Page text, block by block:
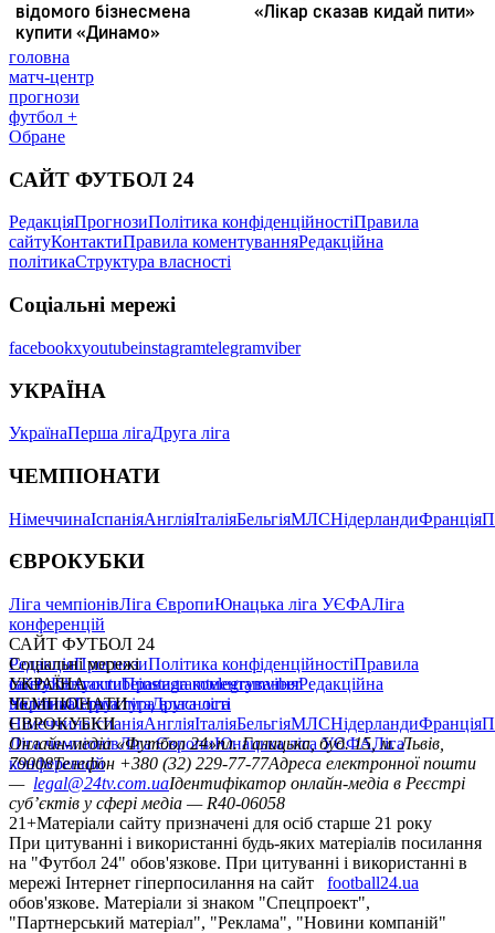
головна
матч-центр
прогнози
футбол +
Обране
САЙТ ФУТБОЛ 24
РедакціяПрогнозиПолітика конфіденційностіПравила
сайтуКонтактиПравила коментуванняРедакційна
політикаСтруктура власності
Соціальні мережі
facebookxyoutubeinstagramtelegramviber
УКРАЇНА
УкраїнаПерша лігаДруга ліга
ЧЕМПІОНАТИ
НімеччинаІспаніяАнгліяІталіяБельгіяМЛСНідерландиФранція
ЄВРОКУБКИ
Ліга чемпіонівЛіга ЄвропиЮнацька ліга УЄФАЛіга
конференцій
САЙТ ФУТБОЛ 24
РедакціяПрогнозиПолітика конфіденційностіПравила
сайтуКонтактиПравила коментуванняРедакційна
політикаСтруктура власності
Соціальні мережі
facebookxyoutubeinstagramtelegramviber
УКРАЇНА
УкраїнаПерша лігаДруга ліга
ЧЕМПІОНАТИ
НімеччинаІспаніяАнгліяІталіяБельгіяМЛСНідерландиФранція
ЄВРОКУБКИ
Ліга чемпіонівЛіга ЄвропиЮнацька ліга УЄФАЛіга
конференцій
Онлайн-медіа «Футбол 24»пл. Галицька, буд. 15, м. Львів,
79008Телефон +380 (32) 229-77-77Адреса електронної пошти
— legal@24tv.com.uaІдентифікатор онлайн-медіа в Реєстрі
суб’єктів у сфері медіа — R40-06058
21+Матеріали сайту призначені для осіб старше 21 року
При цитуванні і використанні будь-яких матеріалів посилання
на "Футбол 24" обов'язкове. При цитуванні і використанні в
мережі Інтернет гіперпосилання на сайт
football24.ua
обов'язкове. Матеріали зі знаком "Спецпроект",
"Партнерський матеріал", "Реклама", "Новини компаній"